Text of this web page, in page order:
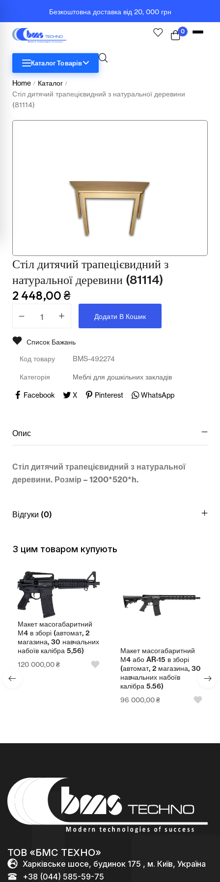
Безкоштовна доставка від 20, 000 грн
0
Каталог Товарів
STEM
Медичні тренажери та манекени
Мультимедійне обладнання
Телерадіо обладнання
Фізика
Хімія
Захист України
STEM
Home / Каталог /
Стіл дитячий трапецієвидний з натуральної деревини
(81114)
Стіл дитячий трапецієвидний з
натуральної деревини (81114)
2 448,00 ₴
Додати В Кошик
Список Бажань
Код товару BMS-492274
Категорія Меблі для дошкільних закладів
Facebook X Pinterest WhatsApp
Опис
Стіл дитячий трапецієвидний з натуральної
деревини. Розмір – 1200*520*h.
Відгуки (0)
З цим товаром купують
Макет масогабаритний
М4 в зборі (автомат, 2
магазина, 30 навчальних
набоїв калібра 5,56)
120 000,00₴
Макет масогабаритний
М4 або AR-15 в зборі
(автомат, 2 магазина, 30
навчальних набоїв
калібра 5.56)
96 000,00₴
ТОВ «БМС ТЕХНО»
Харківське шосе, будинок 175 , м. Київ, Україна
+38 (044) 585-59-75